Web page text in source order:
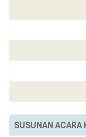
SUSUNAN ACARA